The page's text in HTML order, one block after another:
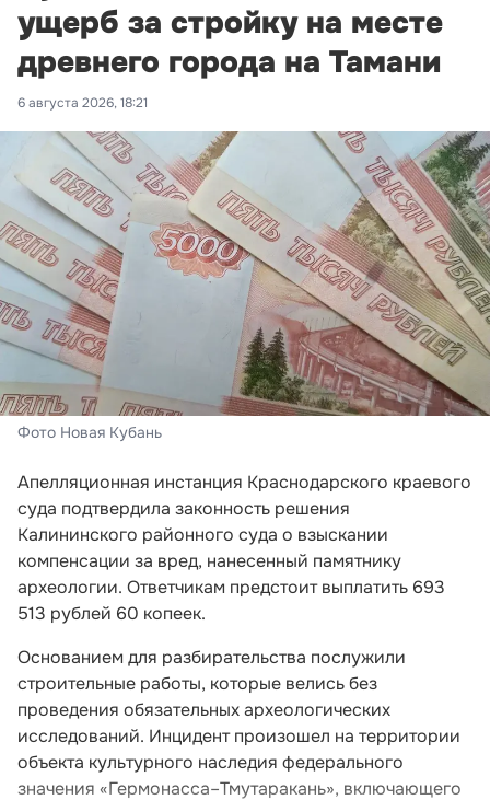
ущерб за стройку на месте
древнего города на Тамани
6 августа 2026, 18:21
Фото Новая Кубань
Апелляционная инстанция Краснодарского краевого
суда подтвердила законность решения
Калининского районного суда о взыскании
компенсации за вред, нанесенный памятнику
археологии. Ответчикам предстоит выплатить 693
513 рублей 60 копеек.
Основанием для разбирательства послужили
строительные работы, которые велись без
проведения обязательных археологических
исследований. Инцидент произошел на территории
объекта культурного наследия федерального
значения «Гермонасса–Тмутаракань», включающего